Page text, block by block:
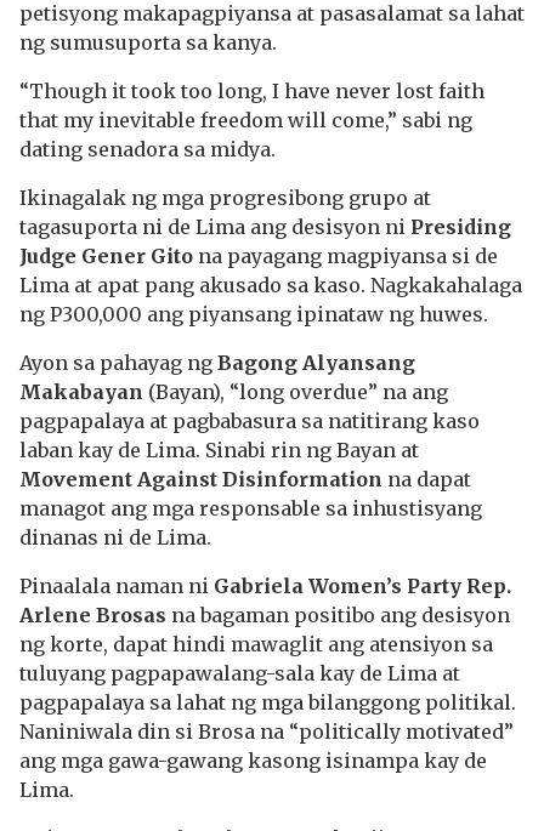
petisyong makapagpiyansa at pasasalamat sa lahat
ng sumusuporta sa kanya.
“Though it took too long, I have never lost faith
that my inevitable freedom will come,” sabi ng
dating senadora sa midya.
Ikinagalak ng mga progresibong grupo at
tagasuporta ni de Lima ang desisyon ni Presiding
Judge Gener Gito na payagang magpiyansa si de
Lima at apat pang akusado sa kaso. Nagkakahalaga
ng P300,000 ang piyansang ipinataw ng huwes.
Ayon sa pahayag ng Bagong Alyansang
Makabayan (Bayan), “long overdue” na ang
pagpapalaya at pagbabasura sa natitirang kaso
laban kay de Lima. Sinabi rin ng Bayan at
Movement Against Disinformation na dapat
managot ang mga responsable sa inhustisyang
dinanas ni de Lima.
Pinaalala naman ni Gabriela Women’s Party Rep.
Arlene Brosas na bagaman positibo ang desisyon
ng korte, dapat hindi mawaglit ang atensiyon sa
tuluyang pagpapawalang-sala kay de Lima at
pagpapalaya sa lahat ng mga bilanggong politikal.
Naniniwala din si Brosa na “politically motivated”
ang mga gawa-gawang kasong isinampa kay de
Lima.